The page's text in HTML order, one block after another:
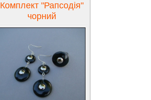
Комплект "Рапсодія"
чорний